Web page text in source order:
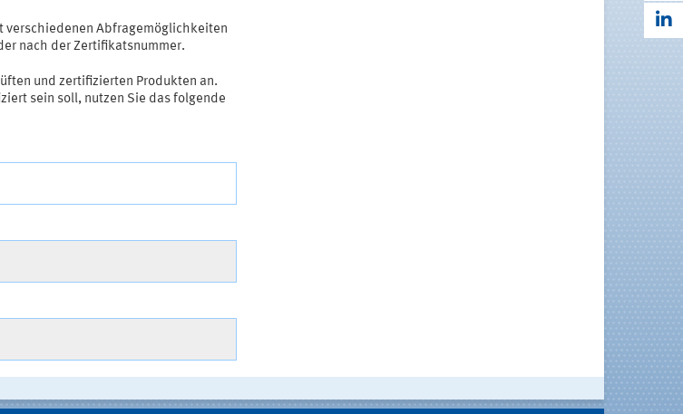
verschiedenen Abfragemöglichkeiten
nach der Zertifikatsnummer.
und zertifizierten Produkten an.
sein soll, nutzen Sie das folgende